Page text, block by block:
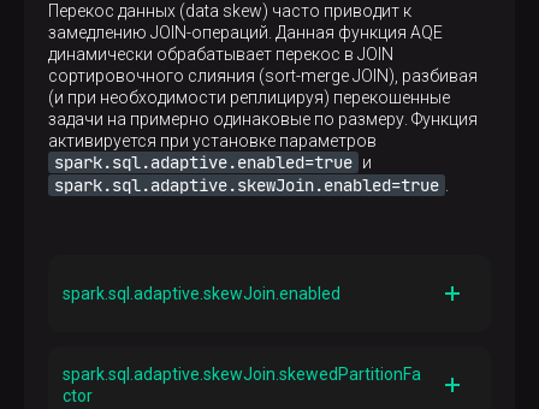
таблицы. Если значение параметра больше или
равно
spark.sql.adaptive.advisoryPartitionSizeIn
Bytes , и все разделы также не превышают
значение данного параметра, Spark будет
использовать перетасованный хеш-JOIN вместо
сортированного JOIN, независимо от значения
spark.sql.join.preferSortMergeJoin
Перекос данных (data skew) часто приводит к
замедлению JOIN-операций. Данная функция AQE
динамически обрабатывает перекос в JOIN
сортировочного слияния (sort-merge JOIN), разбивая
(и при необходимости реплицируя) перекошенные
задачи на примерно одинаковые по размеру. Функция
активируется при установке параметров
spark.sql.adaptive.enabled=true и
spark.sql.adaptive.skewJoin.enabled=true
spark.sql.adaptive.skewJoin.enabled
Если установлено значение true и
spark.sql.adaptive.enabled=true
spark.sql.adaptive.skewJoin.skewedPartitionFa
ctor